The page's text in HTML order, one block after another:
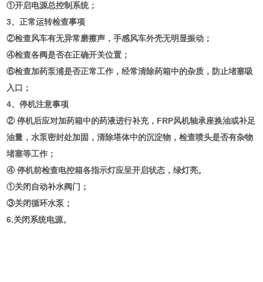
①开启电源总控制系统；
3、正常运转检查事项
②检查风车有无异常磨擦声，手感风车外壳无明显振动；
④检查各阀是否在正确开关位置；
⑥检查加药泵浦是否正常工作，经常清除药箱中的杂质，防止堵塞吸
入口；
4、停机注意事项
② 停机后应对加药箱中的药液进行补充，FRP风机轴承座换油或补足
油量，水泵密封处加固，清除塔体中的沉淀物，检查喷头是否有杂物
堵塞等工作；
④ 停机前检查电控箱各指示灯应呈开启状态，绿灯亮。
①关闭自动补水阀门；
③关闭循环水泵；
6.关闭系统电源。